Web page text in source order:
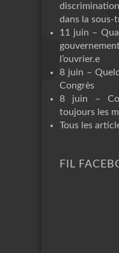
dans la sous-
11 juin –
l’ouvrier.e
8 juin –
Congrès
8 juin –
toujours les
Tous les
FIL